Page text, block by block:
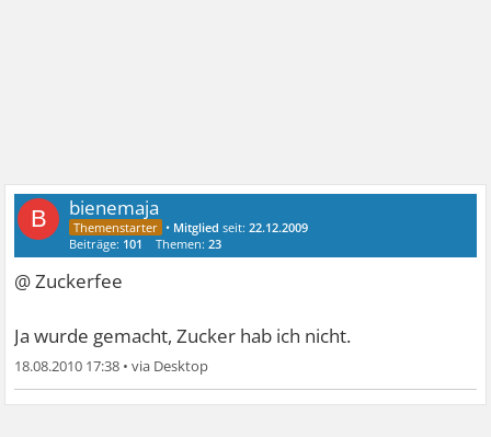
B bienemaja
• Mitglied seit:22.12.2009
Beiträge: 101 Themen:23
@ Zuckerfee
Ja wurde gemacht, Zucker hab ich nicht.
18.08.2010 17:38 •